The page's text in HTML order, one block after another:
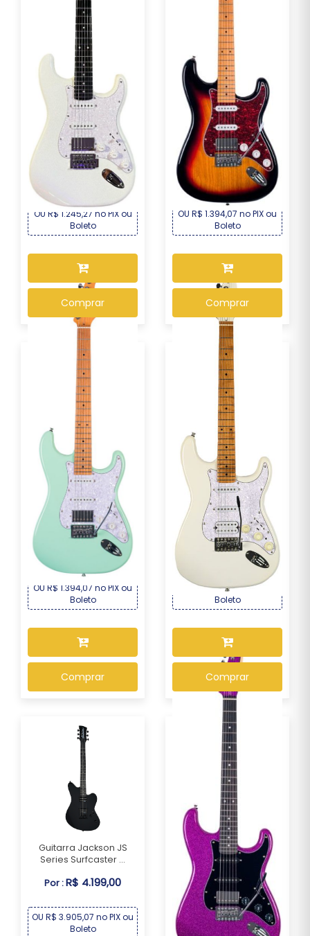
Guitarra Seizi Fun Katana
Musashi HSS ...
R$ 1.339,00
OU R$ 1.245,27 no PIX ou
Boleto
Comprar
Guitarra Seizi Fun
Vintage Budokan – S...
Por : R$ 1.499,00
OU R$ 1.394,07 no PIX ou
Boleto
Comprar
Guitarra Seizi Fun
Vintage Budokan HSS...
R$ 1.499,00
OU R$ 1.394,07 no PIX ou
Boleto
Comprar
Guitarra Seizi Multi Smart
Pearl White...
R$ 2.169,00
OU R$ 2.017,17 no PIX ou
Boleto
Comprar
Guitarra Jackson JS
Series Surfcaster ...
Por :R$ 4.199,00
OU R$ 3.905,07 no PIX ou
Boleto
Guitarra Seizi Fun Katana
Musashi HSS ...
Por :R$ 1.339,00